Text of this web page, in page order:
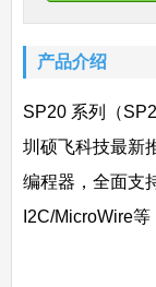
产品介绍
SP20 系列（
圳硕飞科技最新
编程器，全面支
I2C/MicroWire